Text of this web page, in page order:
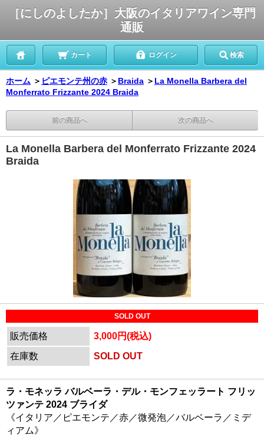
［にしのよしたか］大阪のイタリアワイン専門
通販
カート ログイン 検索
ホーム ＞ ピエモンテ州の赤 ＞ Braida ＞ La Monella Barbera del
Monferrato Frizzante 2024 Braida
前の商品へ 次の商品へ
La Monella Barbera del Monferrato Frizzante 2024
Braida
SOLD OUT
販売価格
3,000円(税込)
在庫数
SOLD OUT
ラ・モネッラ バルベーラ・デル・モンフェッラート フリッ
ツァンテ 2024 ブライダ
《イタリア／ピエモンテ／赤／微発泡／バルベーラ／ミデ
ィアム》